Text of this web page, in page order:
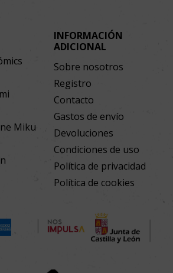
Miku
INFORMACIÓN
ADICIONAL
Sobre nosotros
Registro
Contacto
Gastos de envío
Devoluciones
Condiciones de uso
Política de privacidad
Política de cookies